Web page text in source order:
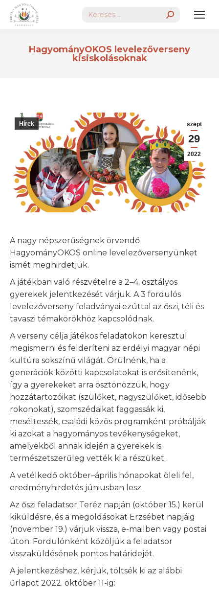
Search:
HagyományOKOS levelezőverseny
kisiskolásoknak
szept
29
2022
Hírek
A nagy népszerűségnek örvendő
HagyományOKOS online levelezőversenyünket
ismét meghirdetjük.
A játékban való részvételre a 2–4. osztályos
gyerekek jelentkezését várjuk. A 3 fordulós
levelezőverseny feladványai ezúttal az őszi, téli és
tavaszi témakörökhöz kapcsolódnak.
A verseny célja játékos feladatokon keresztül
megismerni és felderíteni az erdélyi magyar népi
kultúra sokszínű világát. Örülnénk, ha a
generációk közötti kapcsolatokat is erősítenénk,
így a gyerekeket arra ösztönözzük, hogy
hozzátartozóikat (szülőket, nagyszülőket, idősebb
rokonokat), szomszédaikat faggassák ki,
meséltessék, családi közös programként próbálják
ki azokat a hagyományos tevékenységeket,
amelyekből annak idején a gyerekek is
természetszerűleg vették ki a részüket.
A vetélkedő október–április hónapokat öleli fel,
eredményhirdetés júniusban lesz.
Az őszi feladatsor Teréz napján (október 15.) kerül
kiküldésre, és a megoldásokat Erzsébet napjáig
(november 19.) várjuk vissza, e-mailben vagy postai
úton. Fordulónként közöljük a feladatsor
visszaküldésének pontos határidejét.
A jelentkezéshez, kérjük, töltsék ki az alábbi
űrlapot 2022. október 11-ig: